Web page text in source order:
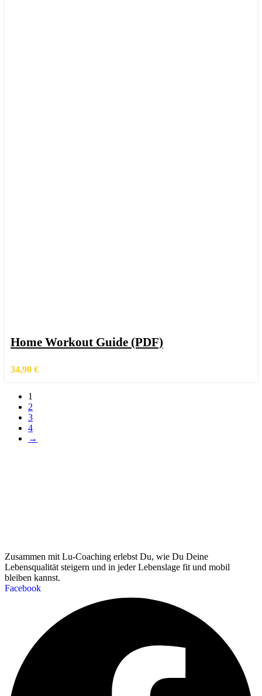
Zur Wunschliste hinzufügen
Home Workout Guide (PDF)
34,90 €
1
2
3
4
→
Zusammen mit Lu-Coaching erlebst Du, wie Du Deine
Lebensqualität steigern und in jeder Lebenslage fit und mobil
bleiben kannst.
Facebook